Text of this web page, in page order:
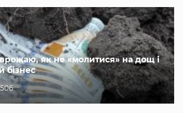
як не «молитися» на дощ і
бізнес